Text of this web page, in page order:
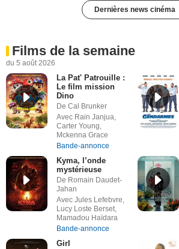
Dernières news cinéma
Films de la semaine
du 5 août 2026
La Pat' Patrouille :
Le film mission
Dino
De Cal Brunker
Avec Rain Janjua,
Carter Young,
Mckenna Grace
Bande-annonce
Kyma, l’onde
mystérieuse
De Romain Daudet-
Jahan
Avec Jules Lefebvre,
Lucy Loste Berset,
Mamadou Haïdara
Bande-annonce
Girl